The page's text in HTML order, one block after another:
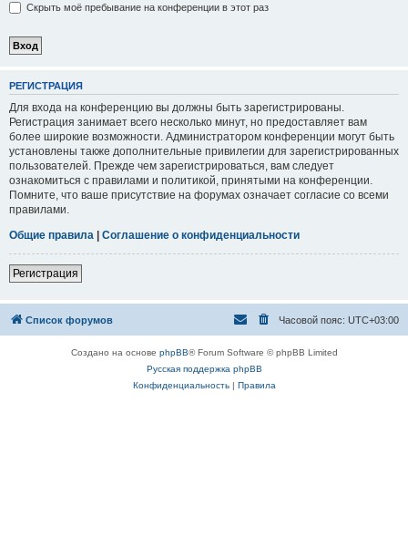
Скрыть моё пребывание на конференции в этот раз
РЕГИСТРАЦИЯ
Для входа на конференцию вы должны быть зарегистрированы.
Регистрация занимает всего несколько минут, но предоставляет вам
более широкие возможности. Администратором конференции могут быть
установлены также дополнительные привилегии для зарегистрированных
пользователей. Прежде чем зарегистрироваться, вам следует
ознакомиться с правилами и политикой, принятыми на конференции.
Помните, что ваше присутствие на форумах означает согласие со всеми
правилами.
Общие правила | Соглашение о конфиденциальности
Регистрация
Список форумов Часовой пояс: UTC+03:00
Создано на основе phpBB® Forum Software © phpBB Limited
Русская поддержка phpBB
Конфиденциальность| Правила